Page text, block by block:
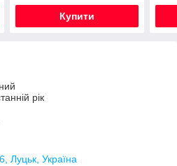
Купити
рік
Луцьк, Україна